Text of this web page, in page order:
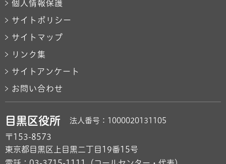
個人情報保護
サイトポリシー
サイトマップ
リンク集
サイトアンケート
お問い合わせ
目黒区役所 法人番号：1000020131105
〒153-8573
東京都目黒区上目黒二丁目19番15号